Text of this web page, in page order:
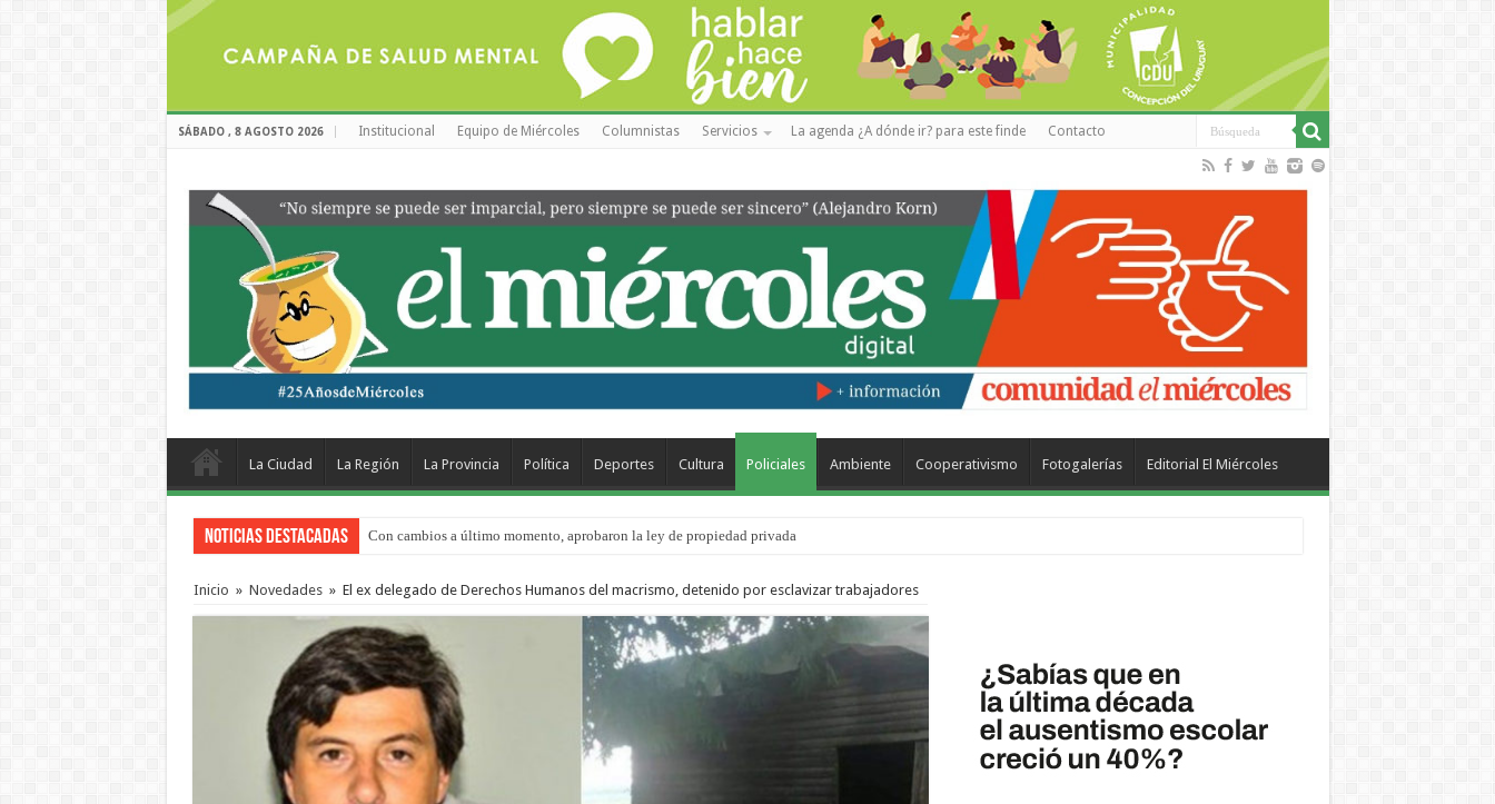
SÁBADO , 8 AGOSTO 2026 Institucional Equipo de Miércoles Columnistas Servicios La agenda ¿A dónde ir? para este finde Contacto
La Ciudad La Región La Provincia Política Deportes Cultura Policiales Ambiente Cooperativismo Fotogalerías Editorial El Miércoles
Noticias Destacadas Con cambios a último momento, aprobaron la ley de propiedad privada
Inicio » Novedades » El ex delegado de Derechos Humanos del macrismo, detenido por esclavizar trabajadores